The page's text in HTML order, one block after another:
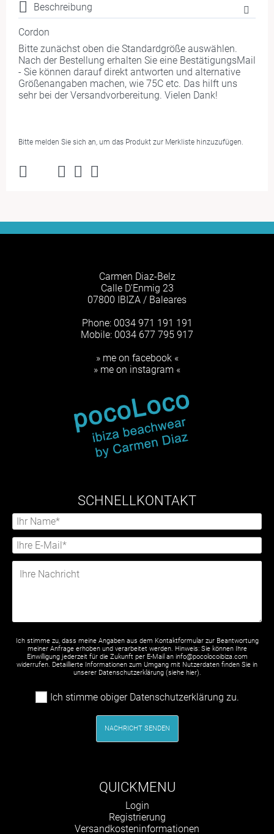
Beschreibung
Cordon
Bitte zunächst oben die Standardgröße auswählen.
Nach der Bestellung erhalten Sie eine BestätigungsMail
- Sie können darauf direkt antworten und alternative
Größenangaben machen, wie 75C etc. Das hilft uns
sehr bei der Versandvorbereitung. Vielen Dank!
Bitte melden Sie sich an, um das Produkt zur Merkliste hinzuzufügen.
Carmen Diaz-Belz
Calle D'Enmig 23
07800 IBIZA / Baleares
Phone: 0034 971 191 191
Mobile: 0034 677 795 917
» me on facebook «
» me on instagram «
SCHNELLKONTAKT
Ich stimme zu, dass meine Angaben aus dem Kontaktformular zur Beantwortung
meiner Anfrage erhoben und verarbeitet werden. Hinweis: Sie können Ihre
Einwilligung jederzeit für die Zukunft per E-Mail an info@pocolocoibiza.com
widerrufen. Detaillierte Informationen zum Umgang mit Nutzerdaten finden Sie in
unserer Datenschutzerklärung (siehe hier).
Ich stimme obiger Datenschutzerklärung zu.
NACHRICHT SENDEN
QUICKMENU
Navigation
überspringen
Login
Registrierung
Versandkosteninformationen